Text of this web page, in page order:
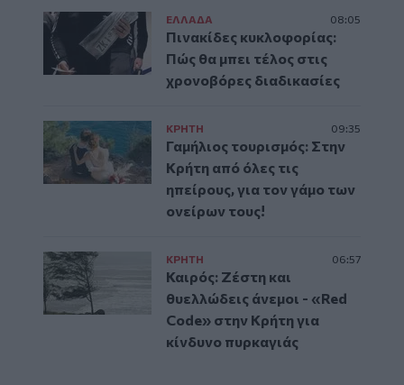
ΕΛΛAΔΑ 08:05
Πινακίδες κυκλοφορίας:
Πώς θα μπει τέλος στις
χρονοβόρες διαδικασίες
ΚΡΗΤΗ 09:35
Γαμήλιος τουρισμός: Στην
Κρήτη από όλες τις
ηπείρους, για τον γάμο των
ονείρων τους!
ΚΡΗΤΗ 06:57
Καιρός: Ζέστη και
θυελλώδεις άνεμοι - «Red
Code» στην Κρήτη για
κίνδυνο πυρκαγιάς